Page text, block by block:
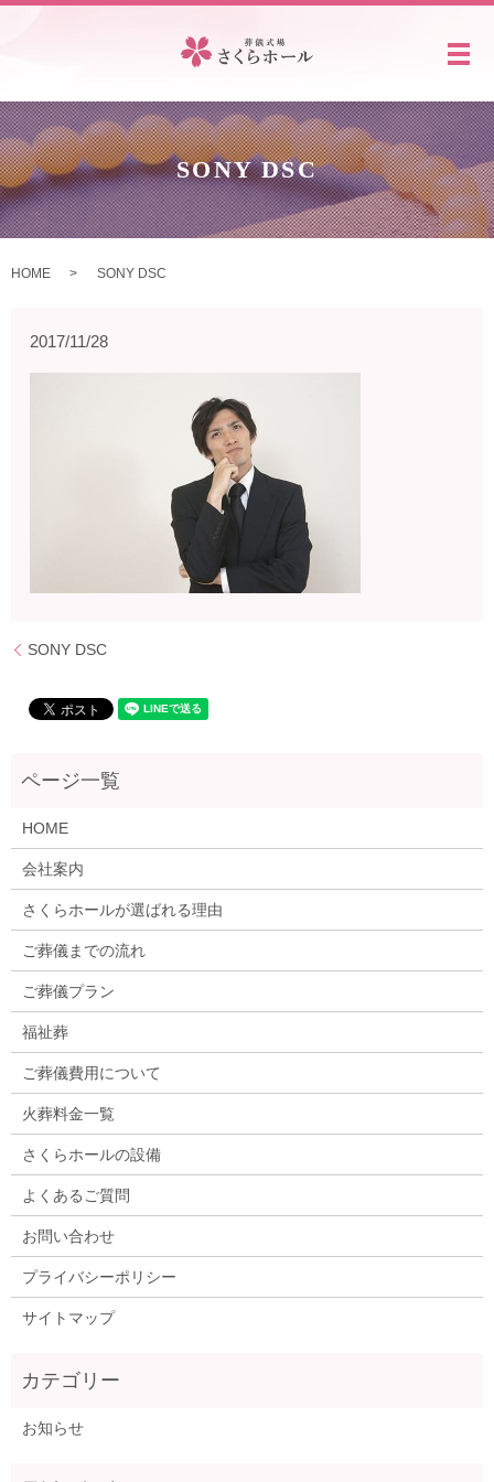
メ
SONY DSC
HOME SONY DSC
2017/11/28
SONY DSC
HOME
会社案内
さくらホールが選ばれる理由
ご葬儀までの流れ
ご葬儀プラン
福祉葬
ご葬儀費用について
火葬料金一覧
さくらホールの設備
よくあるご質問
お問い合わせ
プライバシーポリシー
サイトマップ
お知らせ